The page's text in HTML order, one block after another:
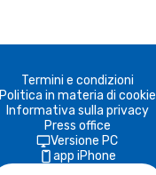
Termini e condizioni
Politica in materia di cookie
Informativa sulla privacy
Press office
Versione PC
app iPhone